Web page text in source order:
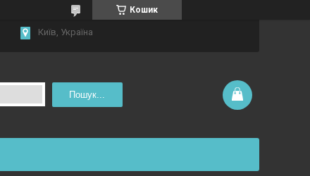
Кошик
Київ, Україна
Пошук...